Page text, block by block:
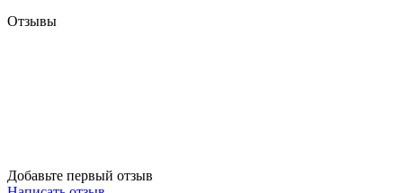
Отзывы
Добавьте первый отзыв